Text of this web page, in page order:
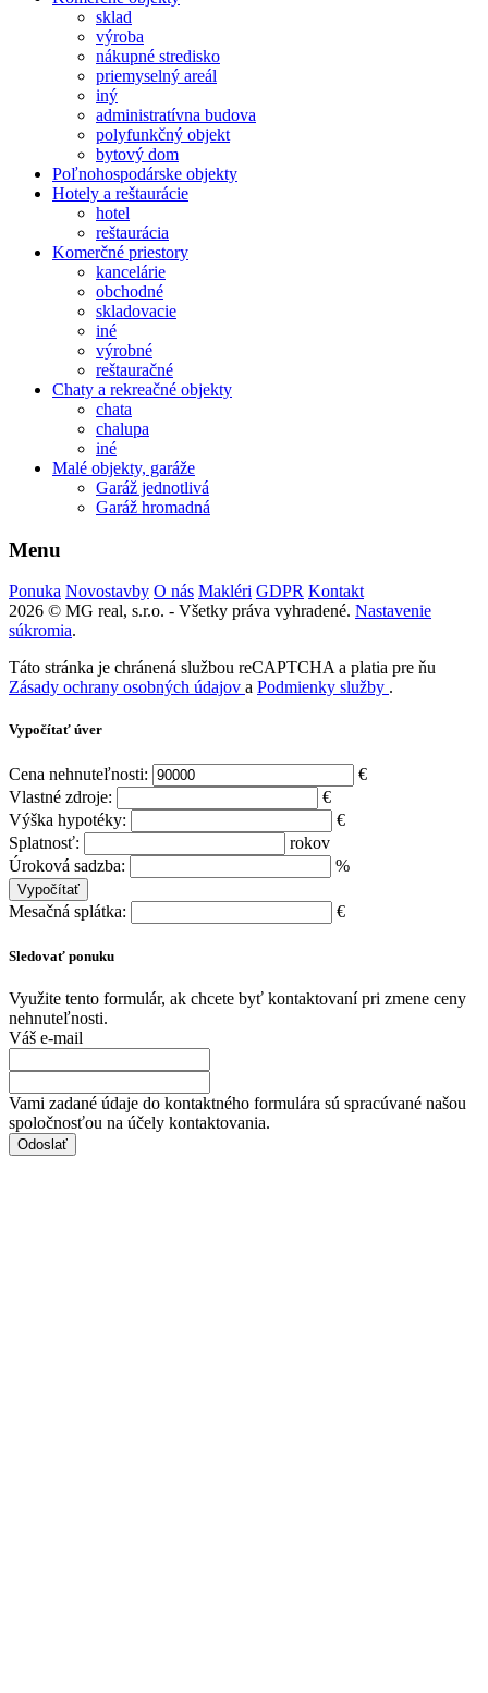
sklad
výroba
nákupné stredisko
priemyselný areál
iný
administratívna budova
polyfunkčný objekt
bytový dom
Poľnohospodárske objekty
Hotely a reštaurácie
hotel
reštaurácia
Komerčné priestory
kancelárie
obchodné
skladovacie
iné
výrobné
reštauračné
Chaty a rekreačné objekty
chata
chalupa
iné
Malé objekty, garáže
Garáž jednotlivá
Garáž hromadná
Menu
Ponuka Novostavby O nás Makléri GDPR Kontakt
2026 © MG real, s.r.o. - Všetky práva vyhradené. Nastavenie
súkromia.
Táto stránka je chránená službou reCAPTCHA a platia pre ňu
Zásady ochrany osobných údajov a Podmienky služby .
Vypočítať úver
Cena nehnuteľnosti:
€
Vlastné zdroje:
€
Výška hypotéky:
€
Splatnosť:
rokov
Úroková sadzba:
%
Mesačná splátka: €
Sledovať ponuku
Využite tento formulár, ak chcete byť kontaktovaní pri zmene ceny
nehnuteľnosti.
Váš e-mail
Vami zadané údaje do kontaktného formulára sú spracúvané našou
spoločnosťou na účely kontaktovania.